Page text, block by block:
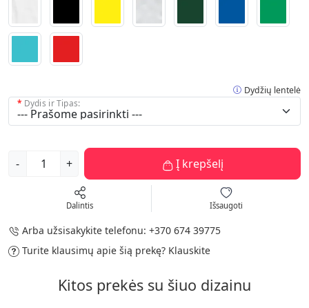
Dydžių lentelė
Dydis ir Tipas:
- + Į krepšelį
Dalintis Išsaugoti
Arba užsisakykite telefonu: +370 674 39775
Turite klausimų apie šią prekę? Klauskite
Kitos prekės su šiuo dizainu